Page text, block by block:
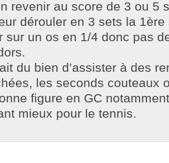
revenir au score de 3 ou 5
dérouler en 3 sets la 1ère
sur un os en 1/4 donc pas
du bien d’assister à des
les seconds couteaux
figure en GC
mieux pour le tennis.